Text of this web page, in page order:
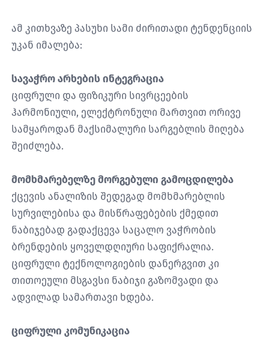
ამ კითხვაზე პასუხი სამი ძირითადი ტენდენციის
უკან იმალება:
სავაჭრო არხების ინტეგრაცია
ციფრული და ფიზიკური სივრცეების
ჰარმონიული, ელექტრონული მართვით ორივე
სამყაროდან მაქსიმალური სარგებლის მიღება
შეიძლება.
მომხმარებელზე მორგებული გამოცდილება
ქცევის ანალიზის შედეგად მომხმარებლის
სურვილებისა და მისწრაფებების ქმედით
ნაბიჯებად გადაქცევა საცალო ვაჭრობის
ბრენდების ყოველდღიური საფიქრალია.
ციფრული ტექნოლოგიების დანერგვით კი
თითოეული მსგავსი ნაბიჯი გაზომვადი და
ადვილად სამართავი ხდება.
ციფრული კომუნიკაცია